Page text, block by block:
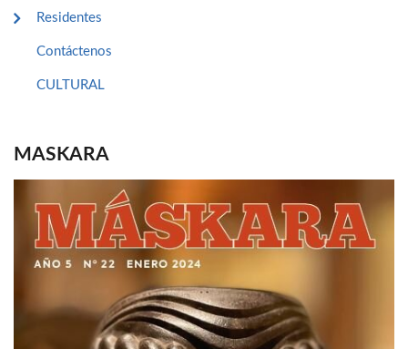
Residentes
Contáctenos
CULTURAL
MASKARA